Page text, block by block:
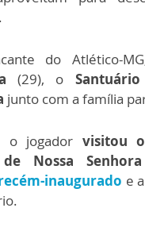
do Atlético-
(29), o
junto com a família
o jogador visitou
Nossa
inaugurado e a